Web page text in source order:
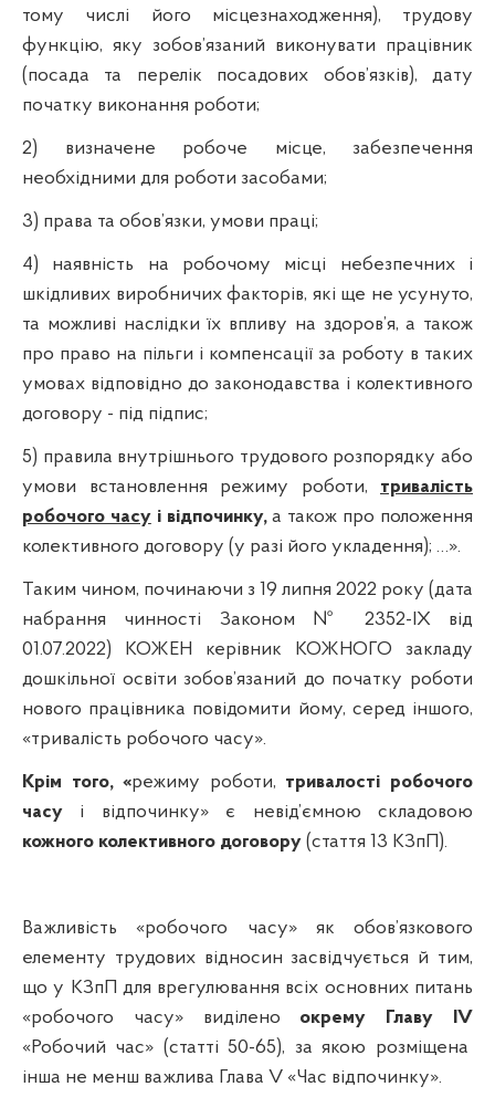
тому числі його місцезнаходження), трудову
функцію, яку зобов’язаний виконувати працівник
(посада та перелік посадових обов’язків), дату
початку виконання роботи;
2) визначене робоче місце, забезпечення
необхідними для роботи засобами;
3) права та обов’язки, умови праці;
4) наявність на робочому місці небезпечних і
шкідливих виробничих факторів, які ще не усунуто,
та можливі наслідки їх впливу на здоров’я, а також
про право на пільги і компенсації за роботу в таких
умовах відповідно до законодавства і колективного
договору - під підпис;
5) правила внутрішнього трудового розпорядку або
умови встановлення режиму роботи,
тривалість
робочого часуі відпочинку,а також про положення
колективного договору (у разі його укладення); …».
Таким чином, починаючи з 19 липня 2022 року (дата
набрання чинності Законом № 2352-IX від
01.07.2022) КОЖЕН керівник КОЖНОГО закладу
дошкільної освіти зобов’язаний до початку роботи
нового працівника повідомити йому, серед іншого,
«тривалість робочого часу».
Крім того, «режиму роботи, тривалості робочого
часу і відпочинку» є невід’ємною складовою
кожного колективного договору (стаття 13 КЗпП).
Важливість «робочого часу» як обов’язкового
елементу трудових відносин засвідчується й тим,
що у КЗпП для врегулювання всіх основних питань
«робочого часу» виділено окрему Главу IV
«Робочий час» (статті 50-65), за якою розміщена
інша не менш важлива Глава V «Час відпочинку».